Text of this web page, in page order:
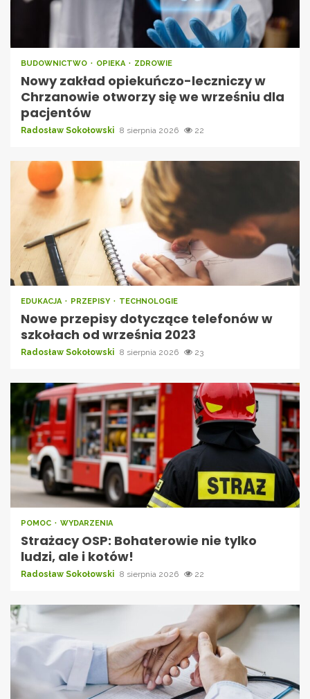
BUDOWNICTWO OPIEKA ZDROWIE
Nowy zakład opiekuńczo-leczniczy w
Chrzanowie otworzy się we wrześniu dla
pacjentów
Radosław Sokołowski 8 sierpnia 2026 22
EDUKACJA PRZEPISY TECHNOLOGIE
Nowe przepisy dotyczące telefonów w
szkołach od września 2023
Radosław Sokołowski 8 sierpnia 2026 23
POMOC WYDARZENIA
Strażacy OSP: Bohaterowie nie tylko
ludzi, ale i kotów!
Radosław Sokołowski 8 sierpnia 2026 22